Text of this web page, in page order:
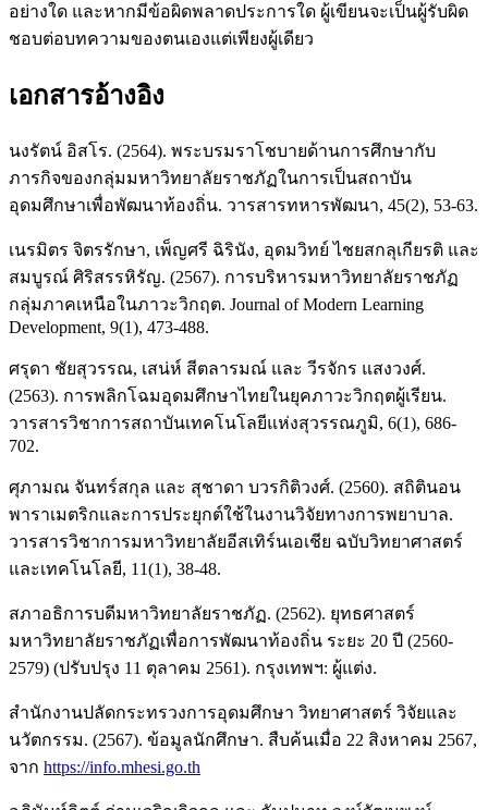
อย่างใด และหากมีข้อผิดพลาดประการใด ผู้เขียนจะเป็นผู้รับผิด
ชอบต่อบทความของตนเองแต่เพียงผู้เดียว
เอกสารอ้างอิง
นงรัตน์ อิสโร. (2564). พระบรมราโชบายด้านการศึกษากับ
ภารกิจของกลุ่มมหาวิทยาลัยราชภัฏในการเป็นสถาบัน
อุดมศึกษาเพื่อพัฒนาท้องถิ่น. วารสารทหารพัฒนา, 45(2), 53-63.
เนรมิตร จิตรรักษา, เพ็ญศรี ฉิรินัง, อุดมวิทย์ ไชยสกลุเกียรติ และ
สมบูรณ์ ศิริสรรหิรัญ. (2567). การบริหารมหาวิทยาลัยราชภัฏ
กลุ่มภาคเหนือในภาวะวิกฤต. Journal of Modern Learning
Development, 9(1), 473-488.
ศรุดา ชัยสุวรรณ, เสน่ห์ สีตลารมณ์ และ วีรจักร แสงวงศ์.
(2563). การพลิกโฉมอุดมศึกษาไทยในยุคภาวะวิกฤตผู้เรียน.
วารสารวิชาการสถาบันเทคโนโลยีแห่งสุวรรณภูมิ, 6(1), 686-
702.
ศุภามณ จันทร์สกุล และ สุชาดา บวรกิติวงศ์. (2560). สถิตินอน
พาราเมตริกและการประยุกต์ใช้ในงานวิจัยทางการพยาบาล.
วารสารวิชาการมหาวิทยาลัยอีสเทิร์นเอเชีย ฉบับวิทยาศาสตร์
และเทคโนโลยี, 11(1), 38-48.
สภาอธิการบดีมหาวิทยาลัยราชภัฏ. (2562). ยุทธศาสตร์
มหาวิทยาลัยราชภัฏเพื่อการพัฒนาท้องถิ่น ระยะ 20 ปี (2560-
2579) (ปรับปรุง 11 ตุลาคม 2561). กรุงเทพฯ: ผู้แต่ง.
สำนักงานปลัดกระทรวงการอุดมศึกษา วิทยาศาสตร์ วิจัยและ
นวัตกรรม. (2567). ข้อมูลนักศึกษา. สืบค้นเมื่อ 22 สิงหาคม 2567,
จาก https://info.mhesi.go.th